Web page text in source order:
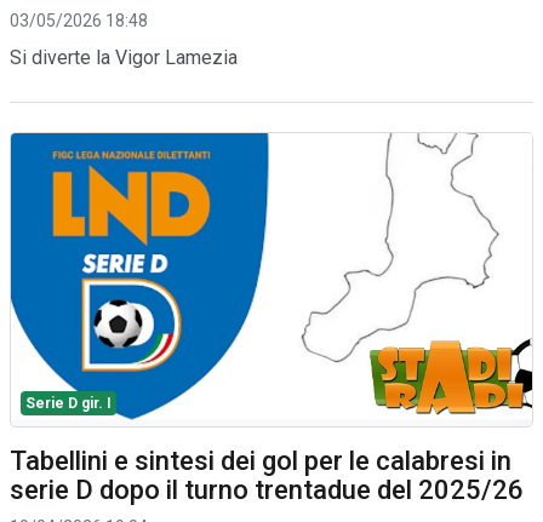
03/05/2026 18:48
Si diverte la Vigor Lamezia
Serie D gir. I
Tabellini e sintesi dei gol per le calabresi in
serie D dopo il turno trentadue del 2025/26